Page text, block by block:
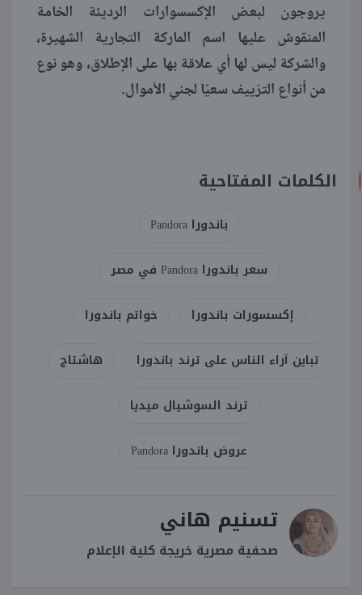
يروجون لبعض الإكسسوارات الرديئة الخامة
المنقوش عليها اسم الماركة التجارية الشهيرة،
والشركة ليس لها أي علاقة بها على الإطلاق، وهو نوع
من أنواع التزييف سعيًا لجني الأموال.
الكلمات المفتاحية
باندورا Pandora
سعر باندورا Pandora في مصر
إكسسورات باندورا خواتم باندورا
تباين آراء الناس على ترند باندورا هاشتاج
ترند السوشيال ميديا
عروض باندورا Pandora
تسنيم هاني
صحفية مصرية خريجة كلية الإعلام